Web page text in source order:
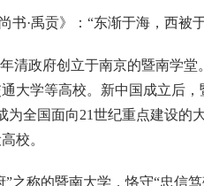
书·禹贡》：“东渐于海，西被
清政府创立于南京的暨南学
大学等高校。新中国成立后
为全国面向21世纪重点建设
校。
”之称的暨南大学，恪守“忠信